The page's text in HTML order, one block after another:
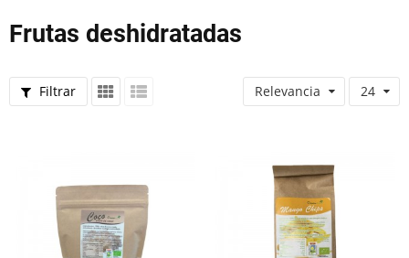
Frutas deshidratadas
Filtrar Relevancia 24